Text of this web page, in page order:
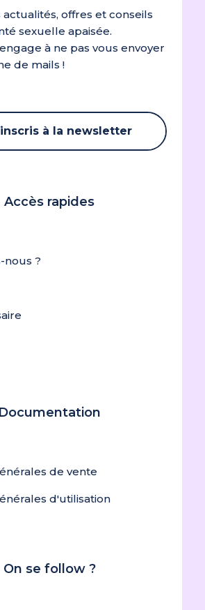
actualités, offres et conseils
sexuelle apaisée.
à ne pas vous envoyer
de mails !
à la newsletter
Accès rapides
nous ?
Documentation
de vente
d'utilisation
On se follow ?